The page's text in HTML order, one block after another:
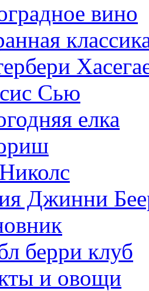
вино
Сью
елка
Джинни
берри клуб
и овощи